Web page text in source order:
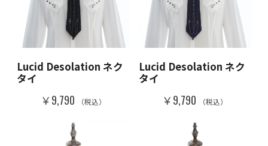
Lucid Desolation ネク
タイ
￥9,790 （税込）
Lucid Desolation ネク
タイ
￥9,790 （税込）